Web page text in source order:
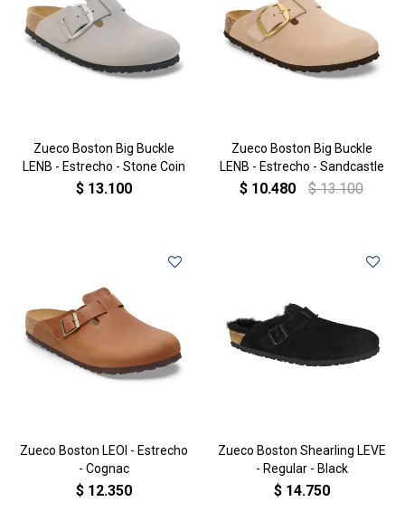
Zueco Boston Big Buckle
LENB - Estrecho - Stone Coin
$ 13.100
Zueco Boston Big Buckle
LENB - Estrecho - Sandcastle
$ 10.480 $ 13.100
Zueco Boston LEOI - Estrecho
- Cognac
$ 12.350
Zueco Boston Shearling LEVE
- Regular - Black
$ 14.750